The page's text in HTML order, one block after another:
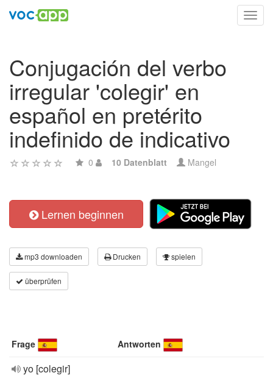
Conjugación del verbo
irregular 'colegir' en
español en pretérito
indefinido de indicativo
0 10 Datenblatt Mangel
Lernen beginnen
mp3 downloaden Drucken spielen
überprüfen
Frage Antworten
yo [colegir]